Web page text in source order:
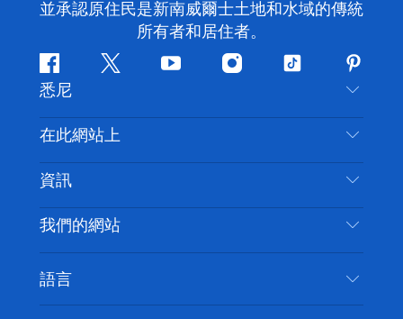
並承認原住民是新南威爾士土地和水域的傳統
所有者和居住者。
Facebook嘰
喳
喳
Youtube Instagram
抖
悉尼
聯絡我們
免責聲明
隱私
Cookie 通知
在此網站上
目的地
要做的事情
新南威爾斯州公路旅行
活動
住宿
資訊
旅行資訊
無障礙悉尼
列出您的業務
我們的網站
語言